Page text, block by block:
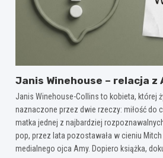
Janis Winehouse – relacja z
Janis Winehouse-Collins to kobieta, której
naznaczone przez dwie rzeczy: miłość do
matka jednej z najbardziej
pop, przez lata pozostawała w cieniu Mitch
medialnego ojca Amy. Dopiero książka,